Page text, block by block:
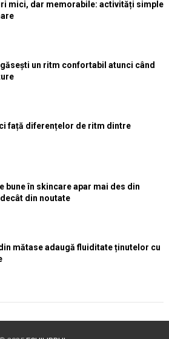
mici, dar memorabile: activități simple
un ritm confortabil atunci când
față diferențelor de ritm dintre
bune în skincare apar mai des din
din noutate
mătase adaugă fluiditate ținutelor cu